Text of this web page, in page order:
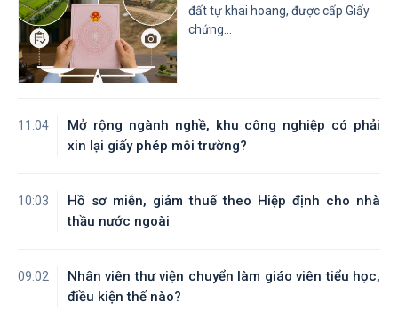
đất tự khai hoang, được cấp Giấy
chứng...
11:04
Mở rộng ngành nghề, khu công nghiệp có phải
xin lại giấy phép môi trường?
10:03
Hồ sơ miễn, giảm thuế theo Hiệp định cho nhà
thầu nước ngoài
09:02
Nhân viên thư viện chuyển làm giáo viên tiểu học,
điều kiện thế nào?